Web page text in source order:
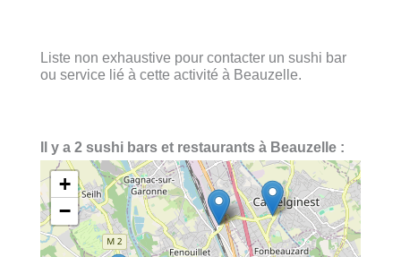
Liste non exhaustive pour contacter un sushi bar
ou service lié à cette activité à Beauzelle.
Il y a 2 sushi bars et restaurants à Beauzelle :
+
−